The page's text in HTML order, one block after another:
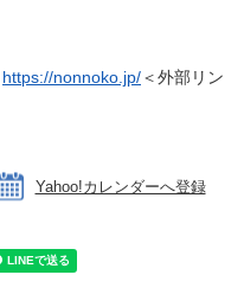
https://nonnoko.jp/＜外部リン
Yahoo!カレンダーへ登録